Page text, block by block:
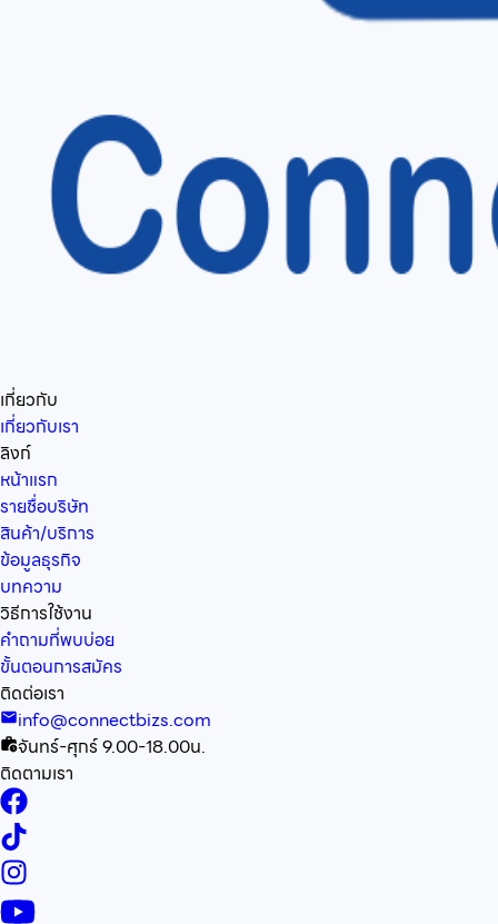
เกี่ยวกับ
เกี่ยวกับเรา
ลิงก์
หน้าแรก
รายชื่อบริษัท
สินค้า/บริการ
ข้อมูลธุรกิจ
บทความ
วิธีการใช้งาน
คำถามที่พบบ่อย
ขั้นตอนการสมัคร
ติดต่อเรา
info@connectbizs.com
จันทร์-ศุกร์ 9.00-18.00น.
ติดตามเรา